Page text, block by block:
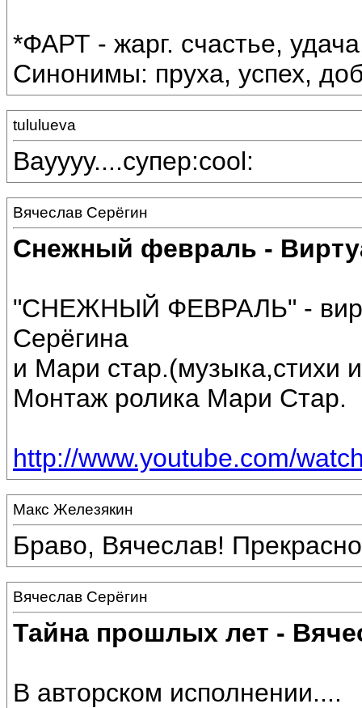
*ФАРТ - жарг. счастье,
Синонимы: пруха, успех,
tululueva
Вауууу....супер:cool:
Вячеслав Серёгин
Снежный февраль -
"СНЕЖНЫЙ ФЕВРАЛЬ" -
Серёгина
и Мари стар.(музыка,стихи
Монтаж ролика Мари Стар.
http://www.youtube.com/
Макс Железякин
Браво, Вячеслав!
Вячеслав Серёгин
Тайна прошлых лет -
В авторском исполнении....